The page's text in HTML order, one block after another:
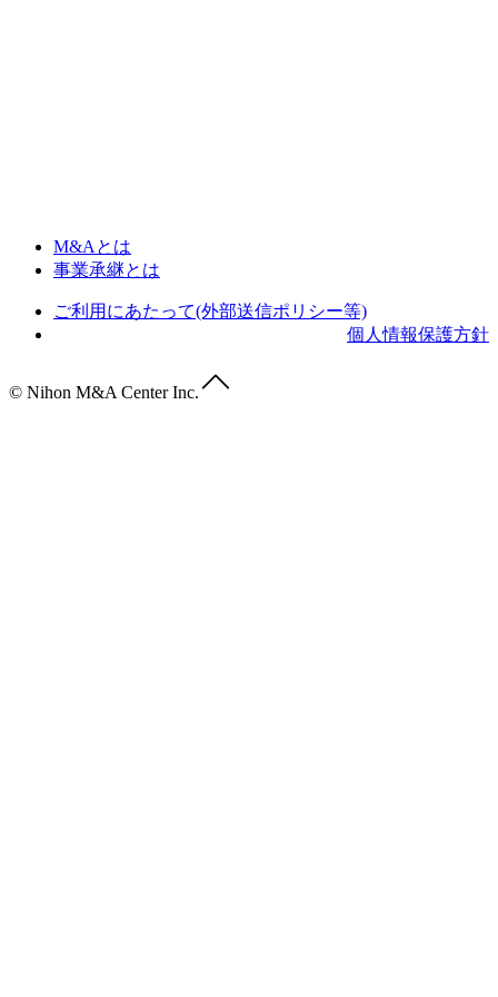
M&Aとは
事業承継とは
ご利用にあたって(外部送信ポリシー等)
個人情報保護方針
© Nihon M&A Center Inc.